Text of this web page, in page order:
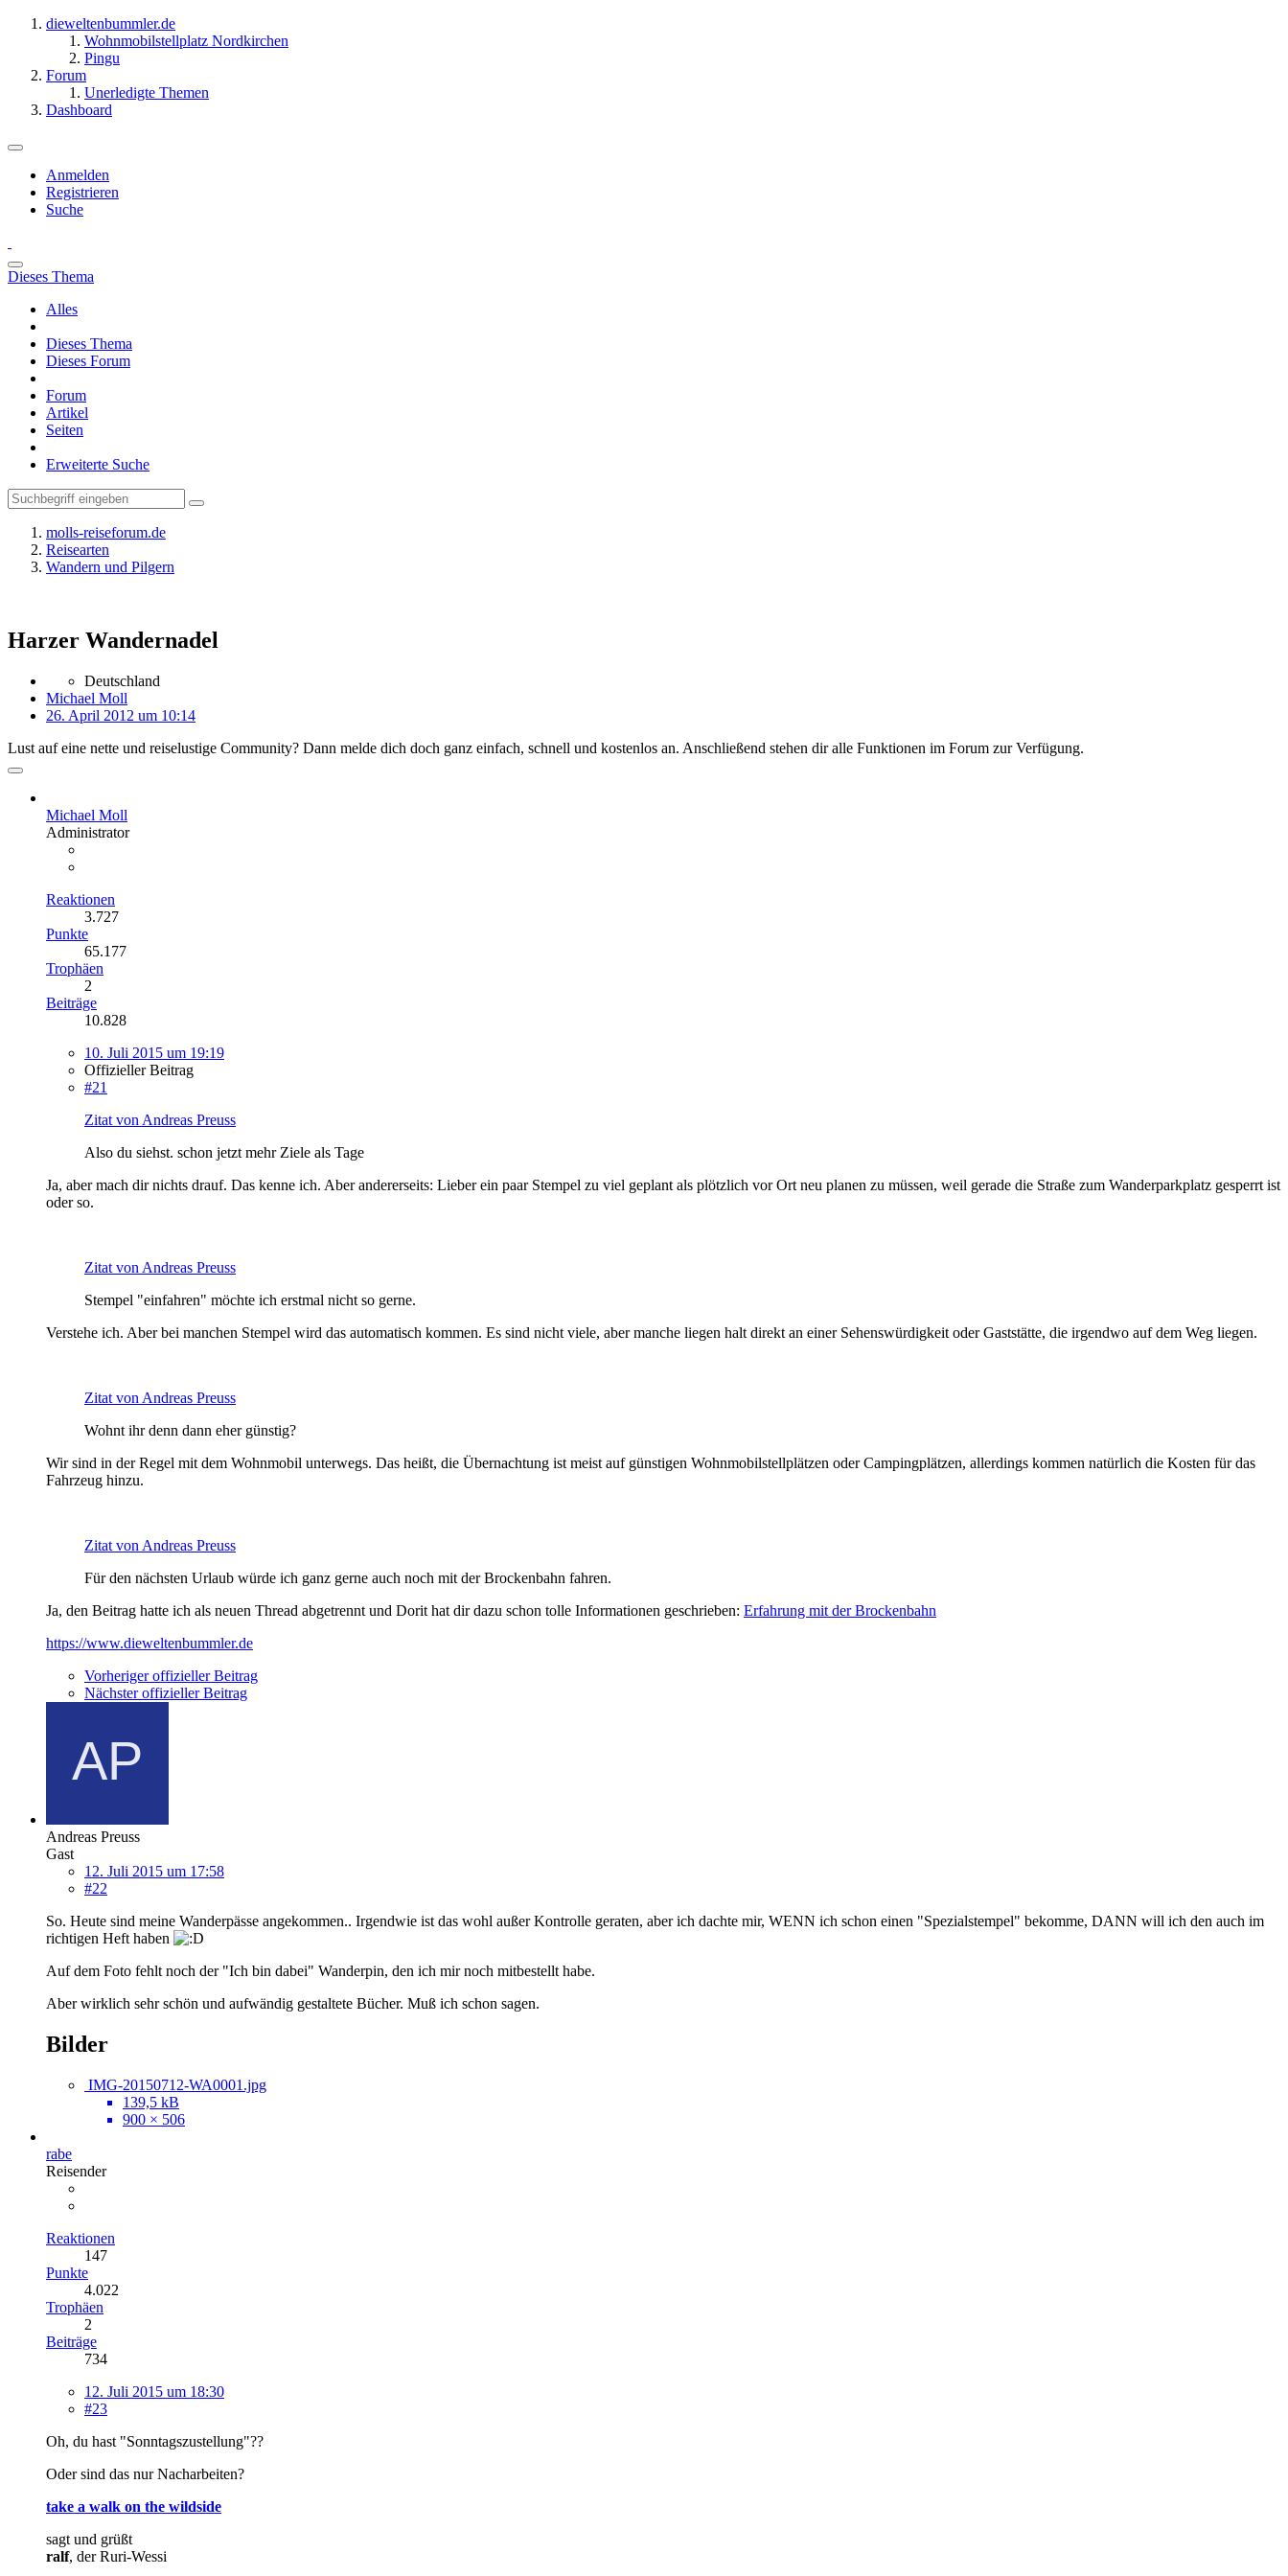
dieweltenbummler.de
Wohnmobilstellplatz Nordkirchen
Pingu
Forum
Unerledigte Themen
Dashboard
Anmelden
Registrieren
Suche
Dieses Thema
Alles
Dieses Thema
Dieses Forum
Forum
Artikel
Seiten
Erweiterte Suche
molls-reiseforum.de
Reisearten
Wandern und Pilgern
Harzer Wandernadel
Deutschland
Michael Moll
26. April 2012 um 10:14
Lust auf eine nette und reiselustige Community? Dann melde dich doch ganz einfach, schnell und kostenlos an. Anschließend stehen dir alle Funktionen im Forum zur Verfügung.
Michael Moll
Administrator
Reaktionen
3.727
Punkte
65.177
Trophäen
2
Beiträge
10.828
10. Juli 2015 um 19:19
Offizieller Beitrag
#21
Zitat von Andreas Preuss
Also du siehst. schon jetzt mehr Ziele als Tage
Ja, aber mach dir nichts drauf. Das kenne ich. Aber andererseits: Lieber ein paar Stempel zu viel geplant als plötzlich vor Ort neu planen zu müssen, weil gerade die Straße zum Wanderparkplatz gesperrt ist
oder so.
Zitat von Andreas Preuss
Stempel "einfahren" möchte ich erstmal nicht so gerne.
Verstehe ich. Aber bei manchen Stempel wird das automatisch kommen. Es sind nicht viele, aber manche liegen halt direkt an einer Sehenswürdigkeit oder Gaststätte, die irgendwo auf dem Weg liegen.
Zitat von Andreas Preuss
Wohnt ihr denn dann eher günstig?
Wir sind in der Regel mit dem Wohnmobil unterwegs. Das heißt, die Übernachtung ist meist auf günstigen Wohnmobilstellplätzen oder Campingplätzen, allerdings kommen natürlich die Kosten für das
Fahrzeug hinzu.
Zitat von Andreas Preuss
Für den nächsten Urlaub würde ich ganz gerne auch noch mit der Brockenbahn fahren.
Ja, den Beitrag hatte ich als neuen Thread abgetrennt und Dorit hat dir dazu schon tolle Informationen geschrieben: Erfahrung mit der Brockenbahn
https://www.dieweltenbummler.de
Vorheriger offizieller Beitrag
Nächster offizieller Beitrag
Andreas Preuss
Gast
12. Juli 2015 um 17:58
#22
So. Heute sind meine Wanderpässe angekommen.. Irgendwie ist das wohl außer Kontrolle geraten, aber ich dachte mir, WENN ich schon einen "Spezialstempel" bekomme, DANN will ich den auch im
richtigen Heft haben
Auf dem Foto fehlt noch der "Ich bin dabei" Wanderpin, den ich mir noch mitbestellt habe.
Aber wirklich sehr schön und aufwändig gestaltete Bücher. Muß ich schon sagen.
Bilder
IMG-20150712-WA0001.jpg
139,5 kB
900 × 506
rabe
Reisender
Reaktionen
147
Punkte
4.022
Trophäen
2
Beiträge
734
12. Juli 2015 um 18:30
#23
Oh, du hast "Sonntagszustellung"??
Oder sind das nur Nacharbeiten?
take a walk on the wildside
sagt und grüßt
ralf, der Ruri-Wessi